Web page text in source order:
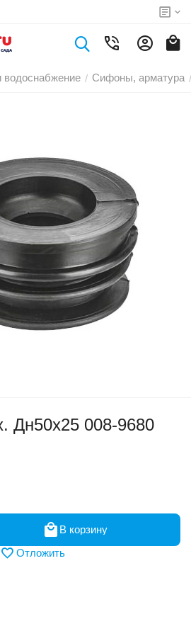
водоснабжение / Сифоны, арматура /
Дн50х25 008-9680
В корзину
Отложить